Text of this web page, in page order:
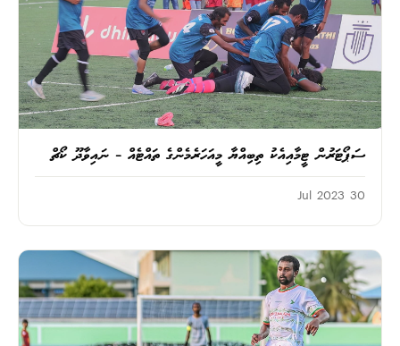
ސަޕޯޓަރުން ޓީމާއިއެކު ތިބިއްޔާ މީއަހަރެމެންގެ ތައްޓެއް – ނައިވާދޫ ކޯޗް
30 Jul 2023